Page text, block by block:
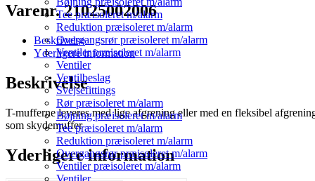
Tee præisoleret m/alarm
Reduktion præisoleret m/alarm
Overgangsrør præisoleret m/alarm
Ventiler præisoleret m/alarm
Ventiler
Ventilbeslag
Svejsefittings
Rør præisoleret m/alarm
Bøjning præisoleret m/alarm
Tee præisoleret m/alarm
Reduktion præisoleret m/alarm
Overgangsrør præisoleret m/alarm
Ventiler præisoleret m/alarm
Ventiler
Varenr. 21025002006
Beskrivelse
Yderligere information
Beskrivelse
T-mufferne leveres med lige afgrening eller med en fleksibel
som skydemuffer
Yderligere information